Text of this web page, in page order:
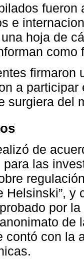
e
hoja de
firmaron
a
surgiera del
de
las
Helsinski”,
por
de
contó con la